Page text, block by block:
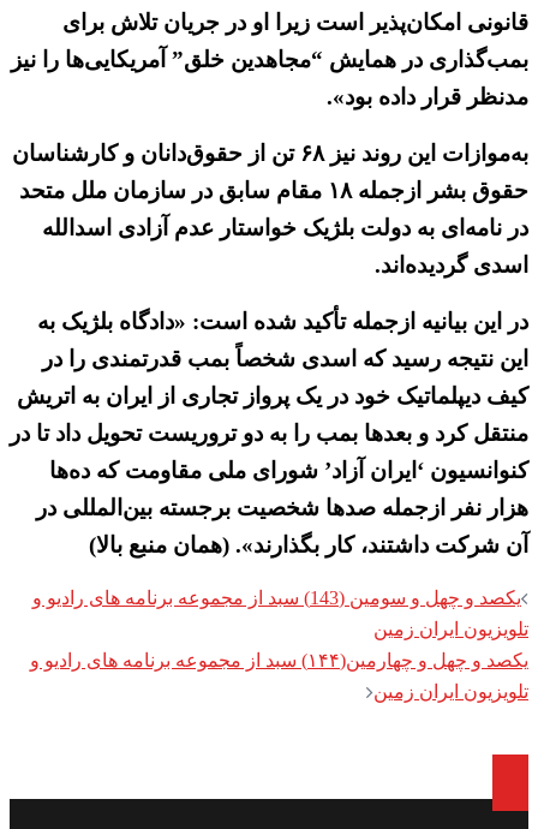
قانونی امکان‌پذیر است زیرا او در جریان تلاش برای
بمب‌گذاری در همایش “مجاهدین خلق” آمریکایی‌ها را نیز
مدنظر قرار داده بود».
به‌موازات این روند نیز ۶۸ تن از حقوق‌دانان و کارشناسان
حقوق بشر ازجمله ۱۸ مقام سابق در سازمان ملل متحد
در نامه‌ای به دولت بلژیک خواستار عدم آزادی اسدالله
اسدی گردیده‌اند.
در این بیانیه ازجمله تأکید شده است: «دادگاه بلژیک به
این نتیجه رسید که اسدی شخصاً بمب قدرتمندی را در
کیف دیپلماتیک خود در یک پرواز تجاری از ایران به اتریش
منتقل کرد و بعدها بمب را به دو تروریست تحویل داد تا در
کنوانسیون ‘ایران آزاد’ شورای ملی مقاومت که ده‌ها
هزار نفر ازجمله صدها شخصیت برجسته بین‌المللی در
آن شرکت داشتند، کار بگذارند». (همان منبع بالا)
Post
navigation
یکصد و چهل و سومین (143) سبد از مجموعه برنامه های رادیو و
تلویزیون ایران زمین
یکصد و چهل و چهارمین(۱۴۴) سبد از مجموعه برنامه های رادیو و
تلویزیون ایران زمین